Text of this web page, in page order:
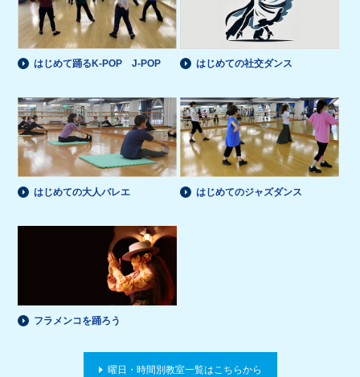
はじめて踊るK-POP J-POP はじめての社交ダンス
はじめての大人バレエ はじめてのジャズダンス
フラメンコを踊ろう
曜日・時間別教室一覧はこちらから